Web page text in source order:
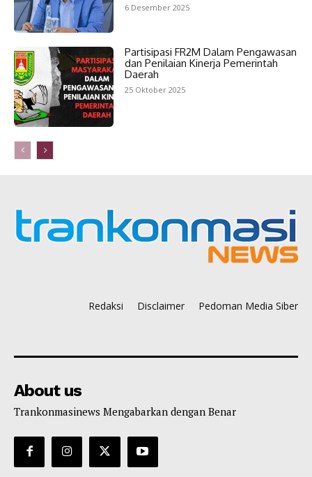
6 Desember 2025
Partisipasi FR2M Dalam Pengawasan
dan Penilaian Kinerja Pemerintah
Daerah
25 Oktober 2025
Redaksi Disclaimer Pedoman Media Siber
About us
Trankonmasinews Mengabarkan dengan Benar